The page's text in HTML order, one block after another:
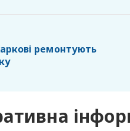
ремонтують